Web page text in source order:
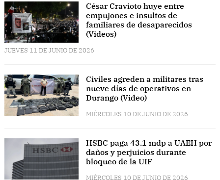
César Cravioto huye entre
empujones e insultos de
familiares de desaparecidos
(Videos)
JUEVES 11 DE JUNIO DE 2026
Civiles agreden a militares tras
nueve días de operativos en
Durango (Video)
MIÉRCOLES 10 DE JUNIO DE 2026
HSBC paga 43.1 mdp a UAEH por
daños y perjuicios durante
bloqueo de la UIF
MIÉRCOLES 10 DE JUNIO DE 2026